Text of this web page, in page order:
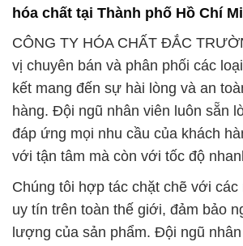
hóa chất tại Thành phố Hồ Chí
CÔNG TY HÓA CHẤT ĐẮC
vị chuyên bán và phân phối các
kết mang đến sự hài lòng và an
hàng. Đội ngũ nhân viên luôn sẵn
đáp ứng mọi nhu cầu của khách
với tận tâm mà còn với tốc độ
Chúng tôi hợp tác chặt chẽ với các
uy tín trên toàn thế giới, đảm bảo
lượng của sản phẩm. Đội ngũ